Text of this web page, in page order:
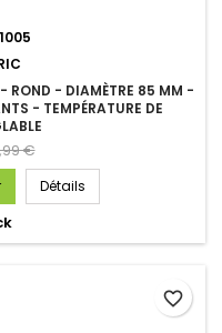
ROND - DIAMÈTRE 85 MM -
- TEMPÉRATURE DE
€
Détails
favorite_border